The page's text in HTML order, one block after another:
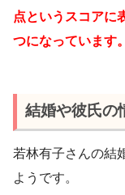
点というスコアに
つになっています。
結婚や彼氏の
若林有子さんの結
ようです。